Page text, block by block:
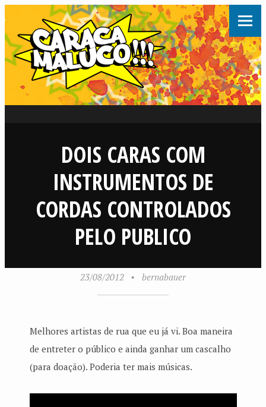
DOIS CARAS COM
INSTRUMENTOS DE
CORDAS CONTROLADOS
PELO PUBLICO
23/08/2012 • bernabauer
Melhores artistas de rua que eu já vi. Boa maneira
de entreter o público e ainda ganhar um cascalho
(para doação). Poderia ter mais músicas.